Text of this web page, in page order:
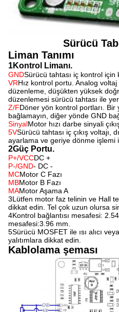
Sürücü
Liman Tanımı
1Kontrol Limanı.
GNDSürücü tahtası iç kontrol için
VRHız kontrol portu. Analog
düzenleme, düşükten yüksek
düzenlemesi sürücü tahtası ile
Z/FDöner yön kontrol portları. Bir
bağlamayın, diğer yönde GND
SinyalMotor hızı darbe sinyali
5VSürücü tahtası iç çıkış voltajı,
ayarlama ve geriye dönme işlemi
2Güç Portu.
P+/VCCDC +
P-/GND- DC -
MCMotor C Fazı
MBMotor B Fazı
MAMotor Aşama A
3Lütfen motor faz telinin ve Hall
dikkat edin. Tel çok uzun olursa
4Kontrol bağlantısı mesafesi:
mesafesi:3.96 mm.
5Sürücü MOSFET ile ısı alıcı
yalıtımlara dikkat edin.
Kablolama şeması